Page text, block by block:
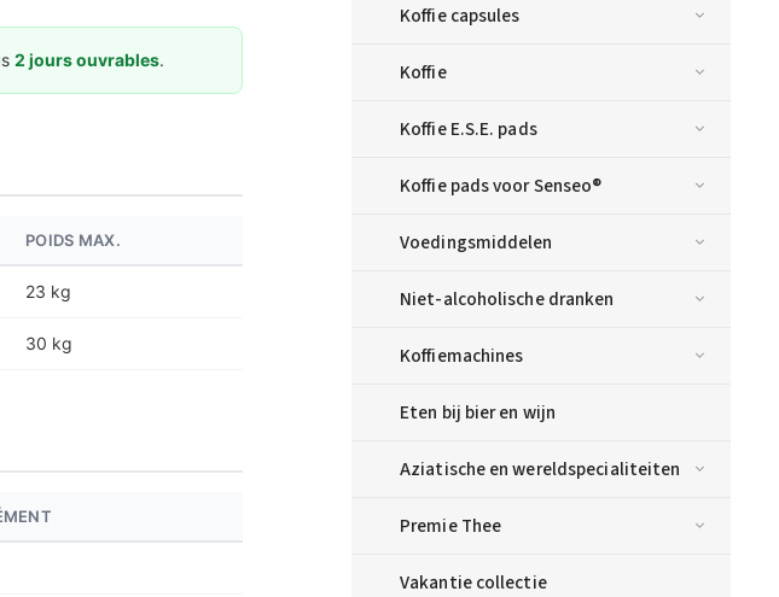
Koffie capsules
Koffie
Koffie E.S.E. pads
Koffie pads voor Senseo®
Voedingsmiddelen
Niet-alcoholische dranken
Koffiemachines
Eten bij bier en wijn
Aziatische en wereldspecialiteiten
Premie Thee
Vakantie collectie
2 jours ouvrables.
POIDS MAX.
23 kg
30 kg